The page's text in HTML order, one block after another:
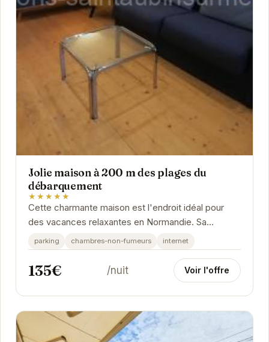
Jolie maison à 200 m des plages du
débarquement
★★★★★
Cette charmante maison est l'endroit idéal pour
des vacances relaxantes en Normandie. Sa
proximité avec les plages du débarquement offre
une...
parking chambres-non-fumeurs internet
135€ /nuit Voir l'offre